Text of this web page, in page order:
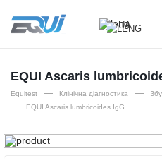
UA
EN
RU
EQUI Ascaris
Equitest — Клінічна діагностика —
— EQUI Ascaris lumbricoides IgG